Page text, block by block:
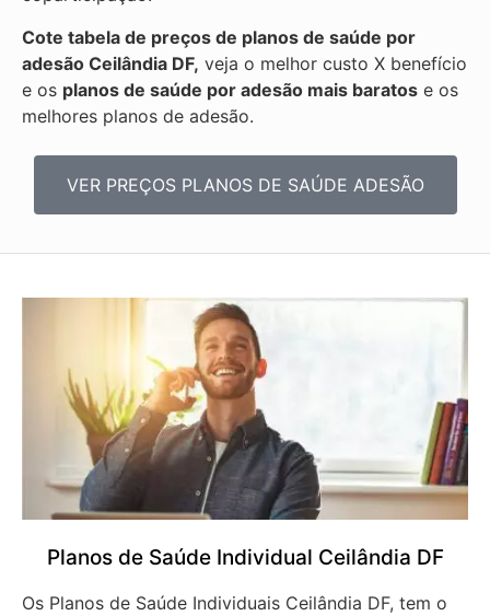
Cote tabela de preços de planos de saúde por
adesão Ceilândia DF, veja o melhor custo X benefício
e os planos de saúde por adesão mais baratos e os
melhores planos de adesão.
VER PREÇOS PLANOS DE SAÚDE ADESÃO
Planos de Saúde Individual Ceilândia DF
Os Planos de Saúde Individuais Ceilândia DF, tem o